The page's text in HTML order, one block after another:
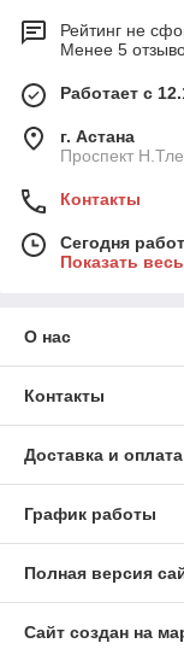
Рейтинг не
Менее 5
Работает с
г. Астана
Проспект
Контакты
Сегодня
Показать
О нас
Контакты
Доставка и оплата
График работы
Полная версия
Сайт создан на